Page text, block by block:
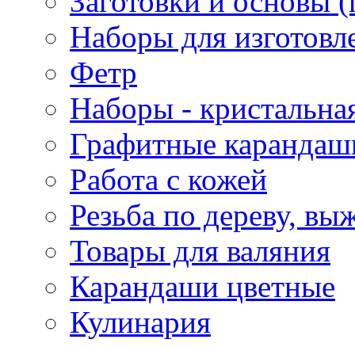
Наборы для
Фетр
Наборы -
Графитные
Работа с кожей
Резьба по дереву,
Товары для валяния
Карандаши цветные
Кулинария